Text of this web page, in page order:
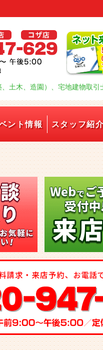
土木、造園）、宅地建物取引
ント情報 スタッフ紹